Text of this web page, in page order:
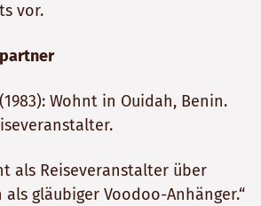
vor.
Wohnt in Ouidah, Benin.
als Reiseveranstalter über
gläubiger Voodoo-Anhänger.“